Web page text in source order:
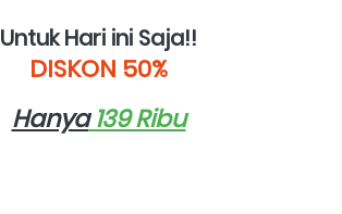
Untuk Hari ini Saja!!
DISKON 50%
Hanya 139 Ribu